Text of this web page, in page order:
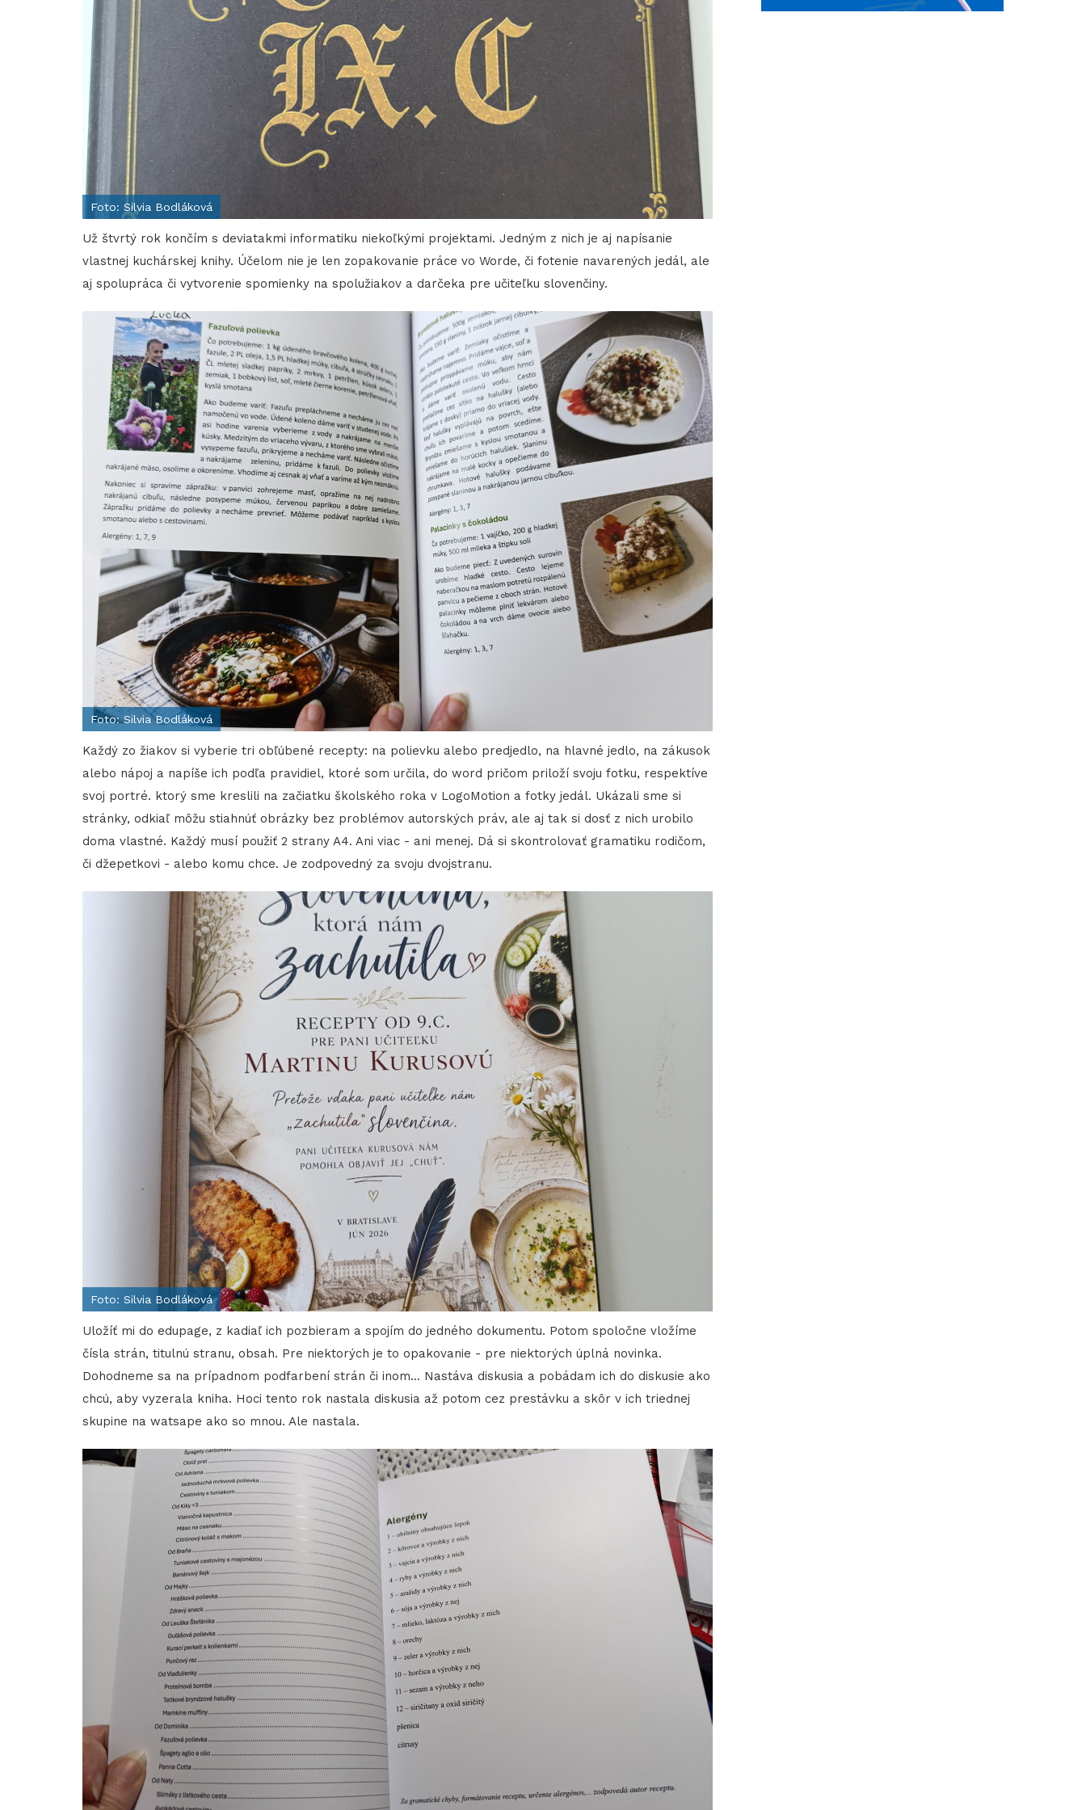
Foto: Silvia Bodláková
Už štvrtý rok končím s deviatakmi informatiku niekoľkými projektami. Jedným z nich je aj napísanie
vlastnej kuchárskej knihy. Účelom nie je len zopakovanie práce vo Worde, či fotenie navarených jedál, ale
aj spolupráca či vytvorenie spomienky na spolužiakov a darčeka pre učiteľku slovenčiny.
Foto: Silvia Bodláková
Každý zo žiakov si vyberie tri obľúbené recepty: na polievku alebo predjedlo, na hlavné jedlo, na zákusok
alebo nápoj a napíše ich podľa pravidiel, ktoré som určila, do word pričom priloží svoju fotku, respektíve
svoj portré. ktorý sme kreslili na začiatku školského roka v LogoMotion a fotky jedál. Ukázali sme si
stránky, odkiaľ môžu stiahnúť obrázky bez problémov autorských práv, ale aj tak si dosť z nich urobilo
doma vlastné. Každý musí použiť 2 strany A4. Ani viac - ani menej. Dá si skontrolovať gramatiku rodičom,
či džepetkovi - alebo komu chce. Je zodpovedný za svoju dvojstranu.
Foto: Silvia Bodláková
Uložíť mi do edupage, z kadiaľ ich pozbieram a spojím do jedného dokumentu. Potom spoločne vložíme
čísla strán, titulnú stranu, obsah. Pre niektorých je to opakovanie - pre niektorých úplná novinka.
Dohodneme sa na prípadnom podfarbení strán či inom... Nastáva diskusia a pobádam ich do diskusie ako
chcú, aby vyzerala kniha. Hoci tento rok nastala diskusia až potom cez prestávku a skôr v ich triednej
skupine na watsape ako so mnou. Ale nastala.